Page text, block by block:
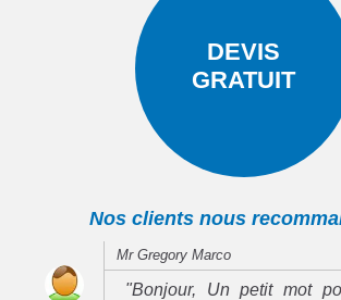
DEVIS
GRATUIT
Nos clients nous
Mr Gregory Marco
"Bonjour, Un petit mot